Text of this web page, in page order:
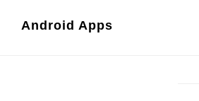
Android Apps